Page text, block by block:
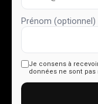
Prénom (optionnel)
Je consens à
données ne sont pas